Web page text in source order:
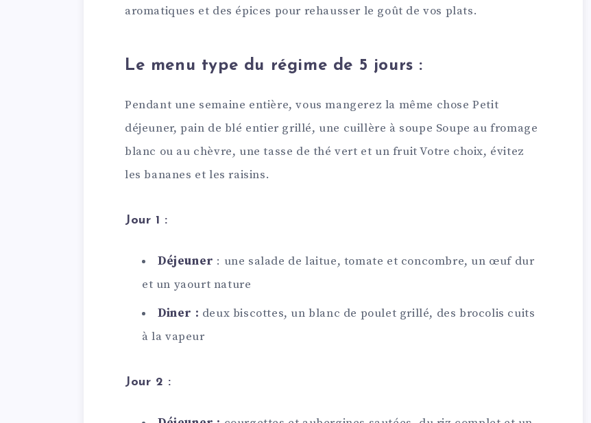
aromatiques et des épices pour rehausser le goût de vos plats.
Le menu type du régime de 5 jours :
Pendant une semaine entière, vous mangerez la même chose Petit
déjeuner, pain de blé entier grillé, une cuillère à soupe Soupe au fromage
blanc ou au chèvre, une tasse de thé vert et un fruit Votre choix, évitez
les bananes et les raisins.
Jour 1 :
Déjeuner : une salade de laitue, tomate et concombre, un œuf dur
et un yaourt nature
Diner : deux biscottes, un blanc de poulet grillé, des brocolis cuits
à la vapeur
Jour 2 :